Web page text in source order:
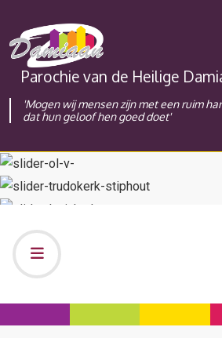
Parochie van de Heilige
'Mogen wij mensen zijn met een ruim
dat hun geloof hen goed doet'